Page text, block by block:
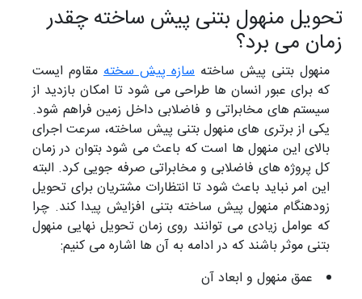
تحویل منهول بتنی پیش ساخته چقدر
زمان می برد؟
منهول بتنی پیش ساختهسازه پیش سختهمقاوم ایست
که برای عبور انسان ها طراحی می شود تا امکان بازدید از
سیستم های مخابراتی و فاضلابی داخل زمین فراهم شود.
یکی از برتری های منهول بتنی پیش ساخته، سرعت اجرای
بالای این منهول ها است که باعث می شود بتوان در زمان
کل پروژه های فاضلابی و مخابراتی صرفه جویی کرد. البته
این امر نباید باعث شود تا انتظارات مشتریان برای تحویل
زودهنگام منهول پیش ساخته بتنی افزایش پیدا کند. چرا
که عوامل زیادی می توانند روی زمان تحویل نهایی منهول
بتنی موثر باشند که در ادامه به آن ها اشاره می کنیم:
عمق منهول و ابعاد آن